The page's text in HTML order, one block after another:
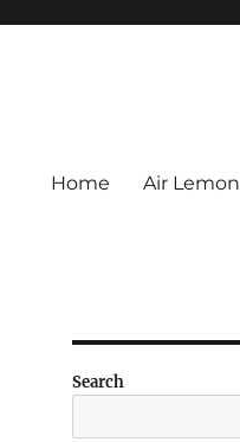
Home Air Lemon
Search